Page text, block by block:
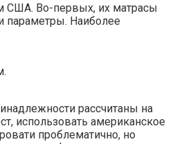
США. Во-первых, их матрасы
параметры. Наиболее
рассчитаны на
использовать американское
проблематично, но